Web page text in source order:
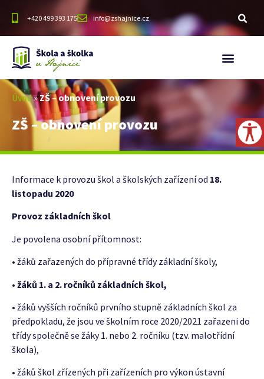
+420 499 393 175 info@zshajnice.cz
Úvod»ZŠ – obnovení provozu
ZŠ – obnovení provozu
Informace k provozu škol a školských zařízení od 18.
listopadu 2020
Provoz základních škol
Je povolena osobní přítomnost:
• žáků zařazených do přípravné třídy základní školy,
• žáků 1. a 2. ročníků základních škol,
• žáků vyšších ročníků prvního stupně základních škol za
předpokladu, že jsou ve školním roce 2020/2021 zařazeni do
třídy společně se žáky 1. nebo 2. ročníku (tzv. malotřídní
škola),
• žáků škol zřízených při zařízeních pro výkon ústavní